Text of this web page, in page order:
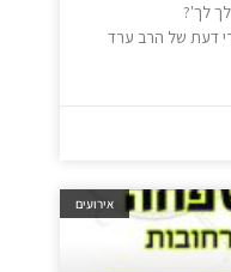
לך'?
דעת של הרב ערד
אירועים